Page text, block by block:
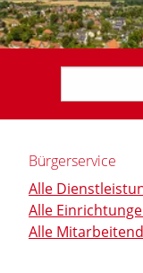
Bürgerservice
Alle
Alle
Alle